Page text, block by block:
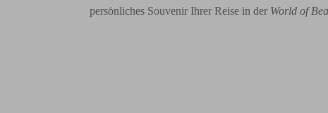
persönliches Souvenir Ihrer Reise in der World of